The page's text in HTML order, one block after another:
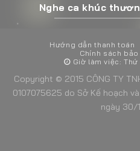
Nghe ca khúc
Hướng dẫn thanh toán
Chính sách
Giờ làm việc: Thứ
Copyright © 2015 CÔNG TY
0107075625 do Sở Kế hoạch
ngày 30/